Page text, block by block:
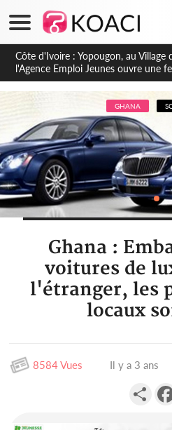
Côte d'Ivoire : CHU de Treichville,
contractuels obtiennent un accord
arriérés du SMIG 2023
GHANA
Ghana :
voitures de
l'étranger, les
locaux
8584 Vues Il y a 3 ans